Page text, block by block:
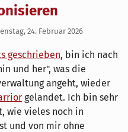
24. Februar 2026
geschrieben, bin ich nach
und her", was die
angeht, wieder
gelandet. Ich bin sehr
wie vieles noch in
und von mir ohne